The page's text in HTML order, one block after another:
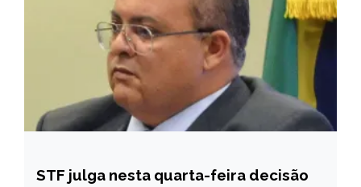
BRASIL
STF julga nesta quarta-feira decisão